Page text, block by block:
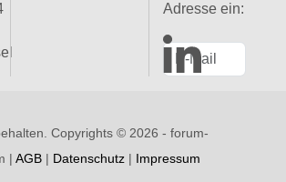
Adresse ein:
Copyrights ©2026 - forum-
|AGB | Datenschutz | Impressum